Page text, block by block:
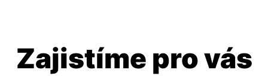
Zajistíme pro vás